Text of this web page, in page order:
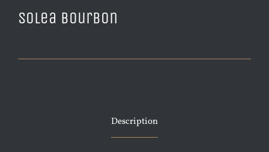
Solea Bourbon
Description